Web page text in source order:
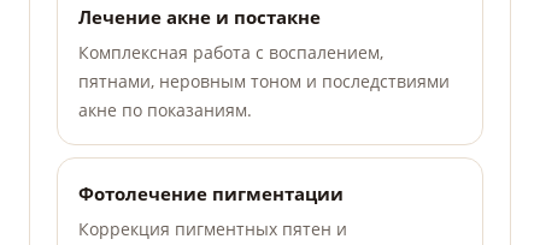
Лечение акне и постакне
Комплексная работа с воспалением,
пятнами, неровным тоном и последствиями
акне по показаниям.
Фотолечение пигментации
Коррекция пигментных пятен и